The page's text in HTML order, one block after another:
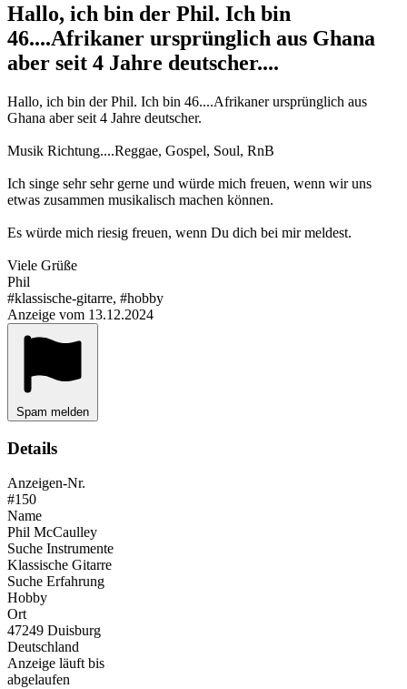
Hallo, ich bin der Phil. Ich bin
46....Afrikaner ursprünglich aus Ghana
aber seit 4 Jahre deutscher....
Hallo, ich bin der Phil. Ich bin 46....Afrikaner ursprünglich aus
Ghana aber seit 4 Jahre deutscher.
Musik Richtung....Reggae, Gospel, Soul, RnB
Ich singe sehr sehr gerne und würde mich freuen, wenn wir uns
etwas zusammen musikalisch machen können.
Es würde mich riesig freuen, wenn Du dich bei mir meldest.
Viele Grüße
Phil
#klassische-gitarre, #hobby
Anzeige vom 13.12.2024
Spam melden
Details
Anzeigen-Nr.
#150
Name
Phil McCaulley
Suche Instrumente
Klassische Gitarre
Suche Erfahrung
Hobby
Ort
47249 Duisburg
Deutschland
Anzeige läuft bis
abgelaufen